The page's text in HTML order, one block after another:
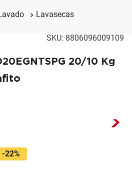
Lavasecas
SKU: 8806096009109
20/10 Kg
-22%